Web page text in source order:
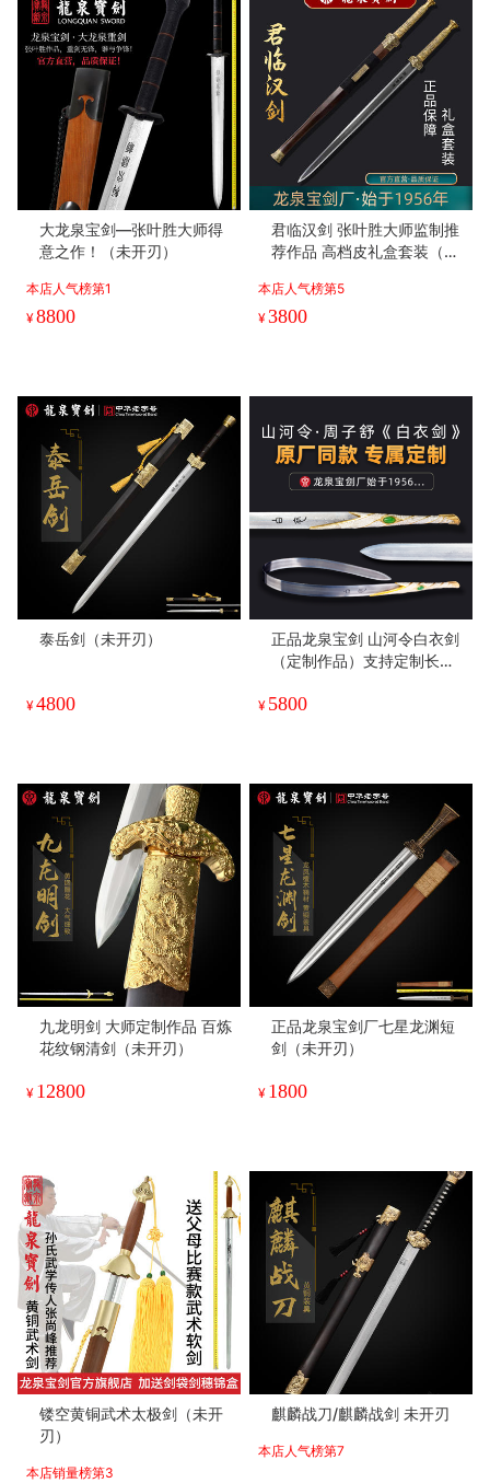
大龙泉宝剑—张叶胜大师得
意之作！（未开刃）
本店人气榜第1
¥8800
君临汉剑 张叶胜大师监制推
荐作品 高档皮礼盒套装（未
本店人气榜第5
¥3800
泰岳剑（未开刃）
¥4800
正品龙泉宝剑 山河令白衣剑
（定制作品）支持定制长度
¥ 5800
九龙明剑 大师定制作品 百炼
花纹钢清剑（未开刃）
¥ 12800
正品龙泉宝剑厂七星龙渊短
剑（未开刃）
¥ 1800
镂空黄铜武术太极剑（未开
刃）
本店销量榜第3
麒麟战刀/麒麟战剑 未开刃
本店人气榜第7